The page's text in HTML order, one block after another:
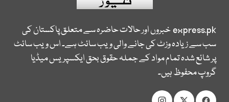
express.pkخبروں اور حالات حاضرہ سے متعلق پاکستان کی
سب سے زیادہ وزٹ کی جانے والی ویب سائٹ ہے۔ اس ویب سائٹ
پر شائع شدہ تمام مواد کے جملہ حقوق بحق ایکسپریس میڈیا
گروپ محفوظ ہیں۔